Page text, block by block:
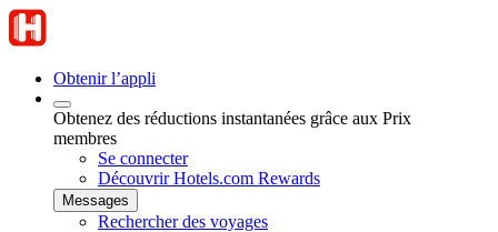
Obtenir l’appli
Obtenez des réductions instantanées grâce aux Prix
membres
Se connecter
Découvrir Hotels.com Rewards
Messages
Rechercher des voyages